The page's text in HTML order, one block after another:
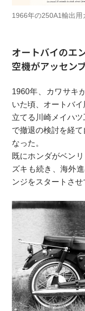
1966年の250A1輸出用
オートバイのエ
空機がアッセン
1960年、カワサキ
いた頃、オートバ
立てる川崎メイハ
で撤退の検討を経
なった。
既にホンダがベン
ズキも続き、海外
ンジをスタートさせ